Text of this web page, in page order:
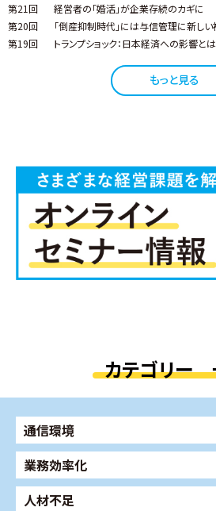
第21回
経営者の「婚活」が企業存続のカギに
第20回
「倒産抑制時代」には与信管理に新し
第19回
トランプショック：日本経済への影響とは
もっと見る
カテゴリー
通信環境
業務効率化
人材不足